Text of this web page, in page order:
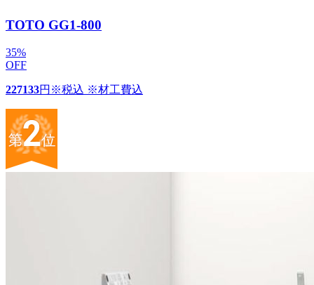
TOTO GG1-800
35%
OFF
227133円 ※税込 ※材工費込